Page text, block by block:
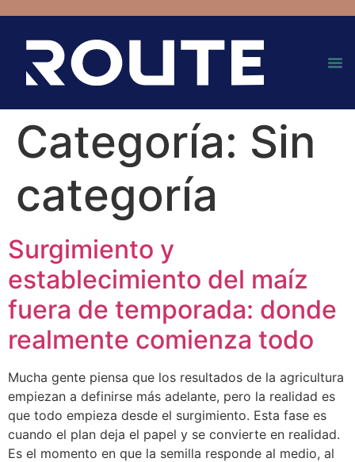
Categoría: Sin
categoría
Surgimiento y
establecimiento del maíz
fuera de temporada: donde
realmente comienza todo
Mucha gente piensa que los resultados de la agricultura
empiezan a definirse más adelante, pero la realidad es
que todo empieza desde el surgimiento. Esta fase es
cuando el plan deja el papel y se convierte en realidad.
Es el momento en que la semilla responde al medio, al